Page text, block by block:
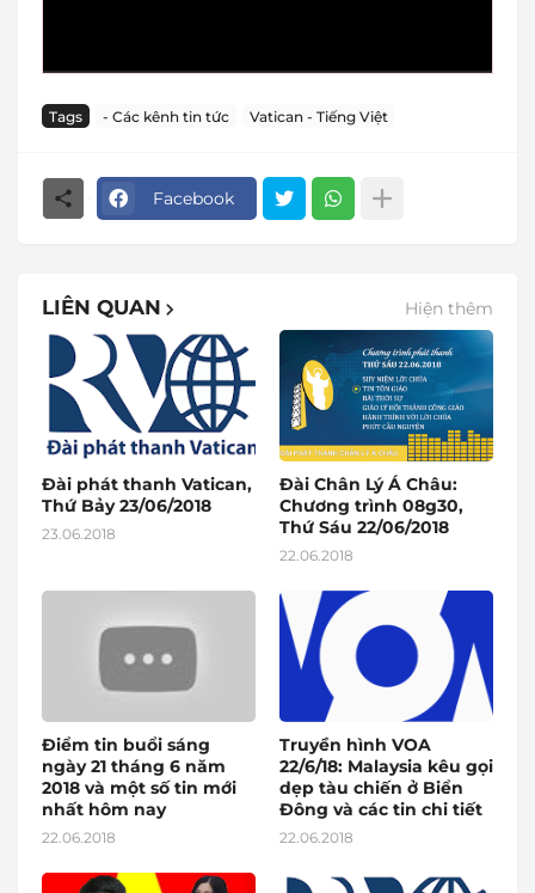
Tags - Các kênh tin tức Vatican - Tiếng Việt
Facebook
LIÊN QUAN Hiện thêm
Đài phát thanh Vatican,
Thứ Bảy 23/06/2018
23.06.2018
Đài Chân Lý Á Châu:
Chương trình 08g30,
Thứ Sáu 22/06/2018
22.06.2018
Điểm tin buổi sáng
ngày 21 tháng 6 năm
2018 và một số tin mới
nhất hôm nay
22.06.2018
Truyền hình VOA
22/6/18: Malaysia kêu gọi
dẹp tàu chiến ở Biển
Đông và các tin chi tiết
22.06.2018